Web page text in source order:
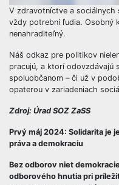
V zdravotníctve a sociálnych
vždy potrební ľudia. Osobný
nenahraditeľný.
Náš odkaz pre politikov
pracujú, a ktorí odovzdávajú
spoluobčanom – či už v
opaterou v zariadeniach
Zdroj: Úrad SOZ ZaSS
Prvý máj 2024: Solidarita je
práva a demokraciu
Bez odborov niet
odborového hnutia pri